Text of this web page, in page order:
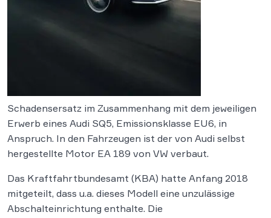
Schadensersatz im Zusammenhang mit dem jeweiligen
Erwerb eines Audi SQ5, Emissionsklasse EU6, in
Anspruch. In den Fahrzeugen ist der von Audi selbst
hergestellte Motor EA 189 von VW verbaut.
Das Kraftfahrtbundesamt (KBA) hatte Anfang 2018
mitgeteilt, dass u.a. dieses Modell eine unzulässige
Abschalteinrichtung enthalte. Die